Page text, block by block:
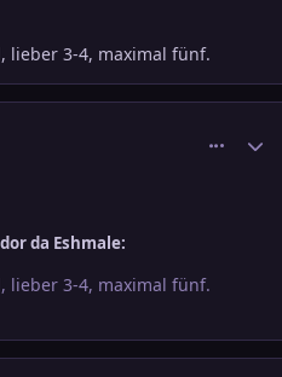
lieber 3-4, maximal fünf.
da Eshmale:
lieber 3-4, maximal fünf.